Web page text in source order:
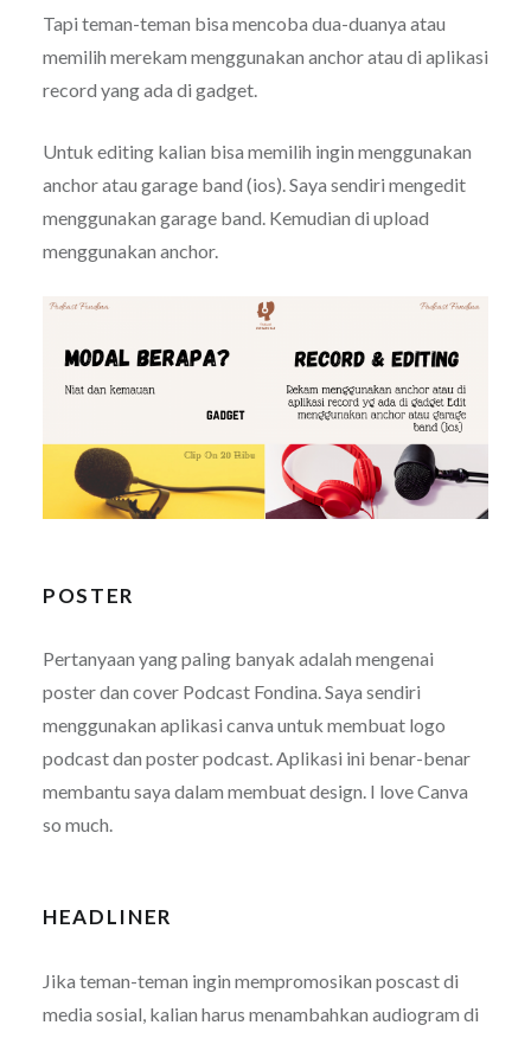
Tapi teman-teman bisa mencoba dua-duanya atau
memilih merekam menggunakan anchor atau di aplikasi
record yang ada di gadget.
Untuk editing kalian bisa memilih ingin menggunakan
anchor atau garage band (ios). Saya sendiri mengedit
menggunakan garage band. Kemudian di upload
menggunakan anchor.
POSTER
Pertanyaan yang paling banyak adalah mengenai
poster dan cover Podcast Fondina. Saya sendiri
menggunakan aplikasi canva untuk membuat logo
podcast dan poster podcast. Aplikasi ini benar-benar
membantu saya dalam membuat design. I love Canva
so much.
HEADLINER
Jika teman-teman ingin mempromosikan poscast di
media sosial, kalian harus menambahkan audiogram di